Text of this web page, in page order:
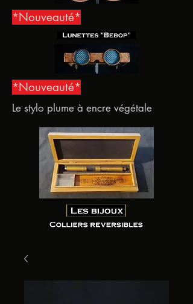
*Nouveauté*
*Nouveauté*
Le stylo plume à encre végétale